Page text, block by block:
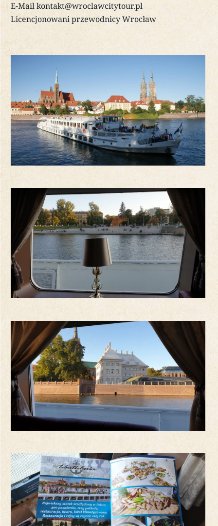
E-Mail kontakt@wroclawcitytour.pl
Licencjonowani przewodnicy Wrocław